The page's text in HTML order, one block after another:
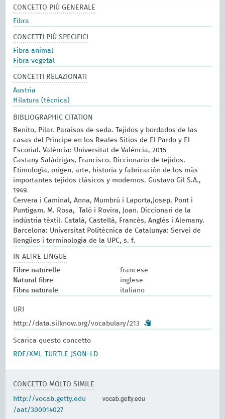
CONCETTO PIÙ GENERALE
Fibra
CONCETTI PIÙ SPECIFICI
Fibra animal
Fibra vegetal
CONCETTI RELAZIONATI
Austria
Hilatura (técnica)
BIBLIOGRAPHIC CITATION
Benito, Pilar. Paraísos de seda. Tejidos y bordados de las
casas del Príncipe en los Reales Sitios de El Pardo y El
Escorial. València: Universitat de València, 2015
Castany Saládrigas, Francisco. Diccionario de tejidos.
Etimología, origen, arte, historia y fabricación de los más
importantes tejidos clásicos y modernos. Gustavo Gil S.A.,
1949.
Cervera i Caminal, Anna, Mumbrú i Laporta,Josep, Pont i
Puntigam, M. Rosa, Taló i Rovira, Joan. Diccionari de la
indústria tèxtil. Català, Castellà, Francés, Anglés i Alemany.
Barcelona: Universitat Politècnica de Catalunya: Servei de
llengües i terminologia de la UPC, s. f.
IN ALTRE LINGUE
Fibre naturelle
francese
Natural fibre
inglese
Fibra naturale
italiano
URI
http://data.silknow.org/vocabulary/213
Scarica questo concetto
RDF/XML
TURTLE JSON-LD
CONCETTO MOLTO SIMILE
http://vocab.getty.edu
/aat/300014027
vocab.getty.edu